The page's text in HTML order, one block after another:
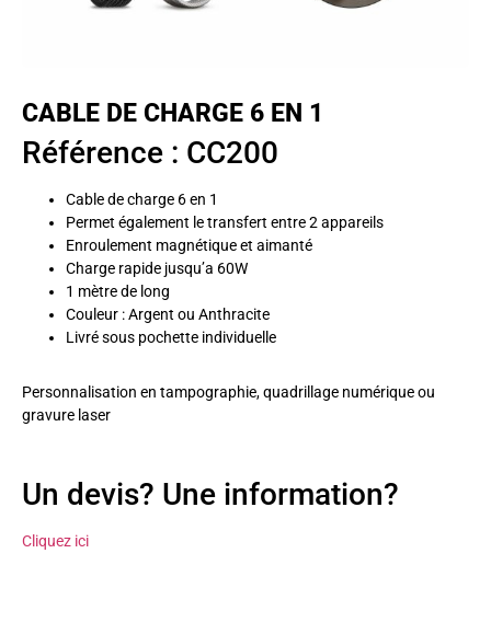
CABLE DE CHARGE 6 EN 1
Référence : CC200
Cable de charge 6 en 1
Permet également le transfert entre 2 appareils
Enroulement magnétique et aimanté
Charge rapide jusqu’a 60W
1 mètre de long
Couleur : Argent ou Anthracite
Livré sous pochette individuelle
Personnalisation en tampographie, quadrillage numérique ou
gravure laser
Un devis? Une information?
Cliquez ici